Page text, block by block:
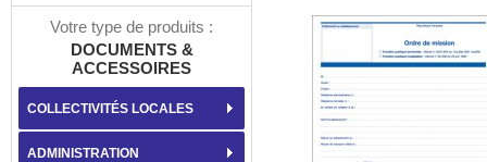
Votre type de produits :
DOCUMENTS &
ACCESSOIRES
COLLECTIVITÉS LOCALES
ADMINISTRATION